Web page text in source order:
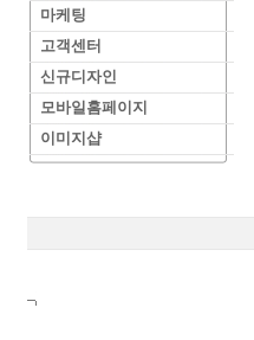
마케팅
고객센터
신규디자인
모바일홈페이지
이미지샵